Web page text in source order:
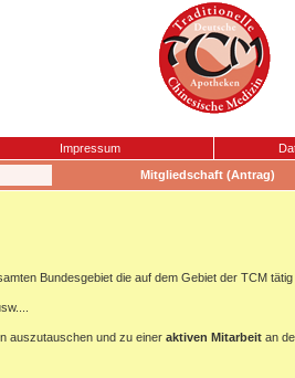
Impressum
Mitgliedschaft (Antrag)
Bundesgebiet die auf dem Gebiet der TCM tätig
auszutauschen und zu einer aktiven Mitarbeit an